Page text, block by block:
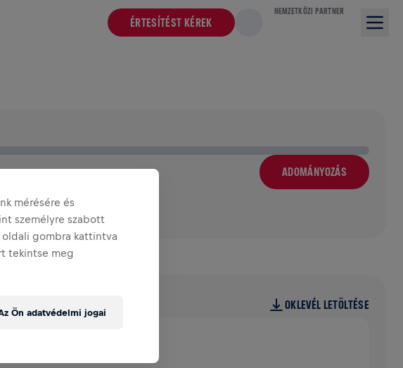
ÉRTESÍTÉST KÉREK
NEMZETKÖZI PARTNER
ADOMÁNYOZÁS
a
OKLEVÉL LETÖLTÉSE
mérésére és
személyre szabott
gombra kattintva
tekintse meg
Ön adatvédelmi jogai